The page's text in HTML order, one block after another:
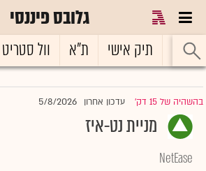
גלובס פיננסי
ראשי תיק אישי ת"א וול סטריט
בהשהיה של 15 דק' |עדכון אחרון 5/8/2026
מניית נט-איז
NetEase